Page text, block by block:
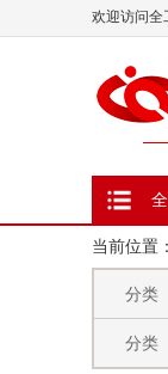
欢迎访问全
当前位置：
分类
分类